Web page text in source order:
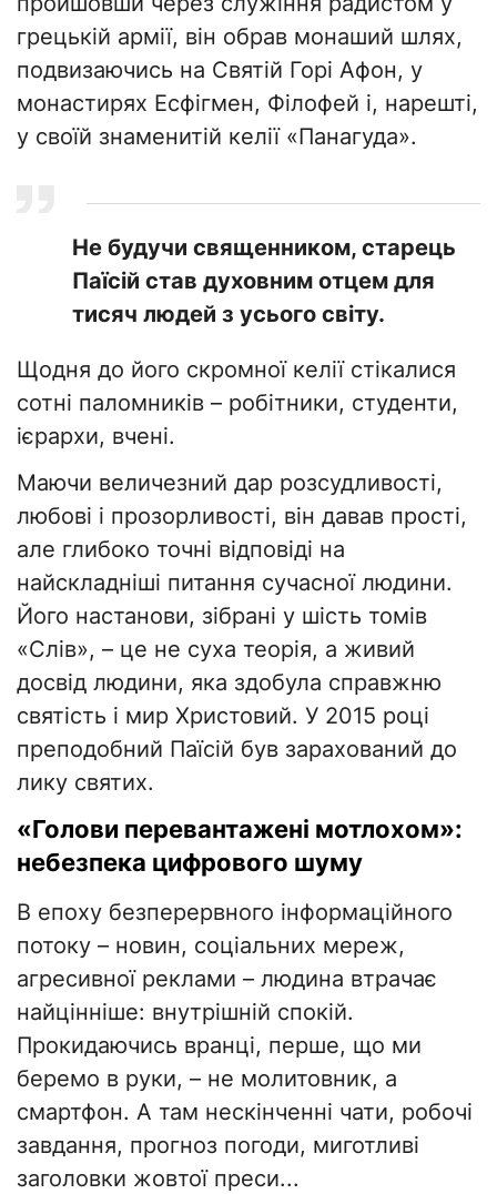
грецькій армії, він обрав монаший шлях,
подвизаючись на Святій Горі Афон, у
монастирях Есфігмен, Філофей і, нарешті,
у своїй знаменитій келії «Панагуда».
Не будучи священником, старець
Паїсій став духовним отцем для
тисяч людей з усього світу.
Щодня до його скромної келії стікалися
сотні паломників – робітники, студенти,
ієрархи, вчені.
Маючи величезний дар розсудливості,
любові і прозорливості, він давав прості,
але глибоко точні відповіді на
найскладніші питання сучасної людини.
Його настанови, зібрані у шість томів
«Слів», – це не суха теорія, а живий
досвід людини, яка здобула справжню
святість і мир Христовий. У 2015 році
преподобний Паїсій був зарахований до
лику святих.
«Голови перевантажені мотлохом»:
небезпека цифрового шуму
В епоху безперервного інформаційного
потоку – новин, соціальних мереж,
агресивної реклами – людина втрачає
найцінніше: внутрішній спокій.
Прокидаючись вранці, перше, що ми
беремо в руки, – не молитовник, а
смартфон. А там нескінченні чати, робочі
завдання, прогноз погоди, миготливі
заголовки жовтої преси...